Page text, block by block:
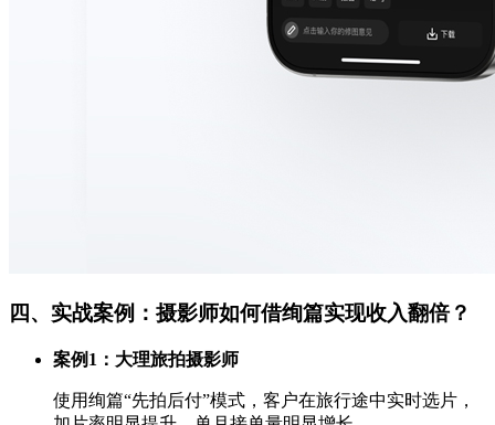
四、实战案例：摄影师如何借绚篇实现收入翻倍？
案例1：大理旅拍摄影师
使用绚篇“先拍后付”模式，客户在旅行途中实时选片，